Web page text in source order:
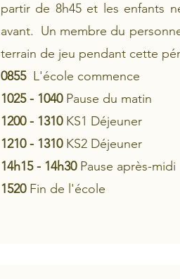
partir de 8h45 et les enfants
avant. Un membre du
terrain de jeu pendant cette
0855 L'école commence
1025 - 1040Pause du matin
1200 - 1310KS1 Déjeuner
1210 - 1310KS2 Déjeuner
14h15 - 14h30Pause après-midi
1520Fin de l'école